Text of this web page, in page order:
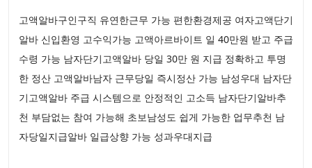
고액알바구인구직 유연한근무 가능 편한환경제공 여자고액단기
알바 신입환영 고수익가능 고액아르바이트 일 40만원 받고 주급
수령 가능 남자단기고액알바 당일 30만 원 지급 정확하고 투명
한 정산 고액알바남자 근무당일 즉시정산 가능 남성우대 남자단
기고액알바 주급 시스템으로 안정적인 고소득 남자단기알바추
천 부담없는 참여 가능해 초보남성도 쉽게 가능한 업무추천 남
자당일지급알바 일급상향 가능 성과우대지급